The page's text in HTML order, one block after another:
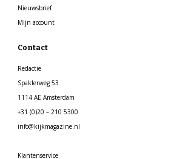
Nieuwsbrief
Mijn account
Contact
Redactie
Spaklerweg 53
1114 AE Amsterdam
+31 (0)20 – 210 5300
info@kijkmagazine.nl
Klantenservice